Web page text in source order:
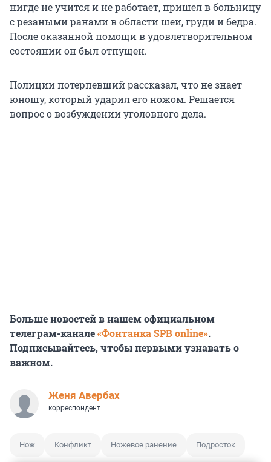
нигде не учится и не работает, пришел в больницу
с резаными ранами в области шеи, груди и бедра.
После оказанной помощи в удовлетворительном
состоянии он был отпущен.
Полиции потерпевший рассказал, что не знает
юношу, который ударил его ножом. Решается
вопрос о возбуждении уголовного дела.
Больше новостей в нашем официальном
телеграм-канале«Фонтанка SPB online».
Подписывайтесь, чтобы первыми узнавать о
важном.
Женя Авербах
корреспондент
Нож Конфликт Ножевое ранение Подросток